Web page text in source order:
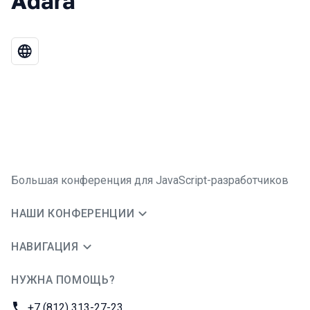
Большая конференция для JavaScript-разработчиков
НАШИ КОНФЕРЕНЦИИ
НАВИГАЦИЯ
НУЖНА ПОМОЩЬ?